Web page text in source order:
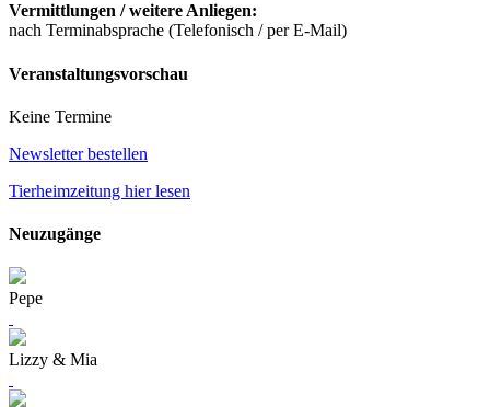
Vermittlungen / weitere Anliegen:
nach Terminabsprache (Telefonisch / per E-Mail)
Veranstaltungsvorschau
Keine Termine
Newsletter bestellen
Tierheimzeitung hier lesen
Neuzugänge
Pepe
Lizzy & Mia